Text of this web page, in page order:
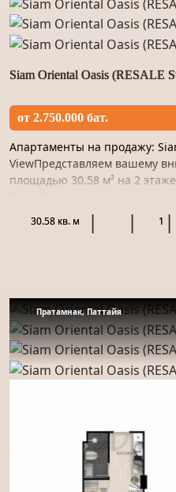
Siam Oriental Oasis (RESALE
от 2.750.000 бат.
Апартаменты на продажу:
ViewПредставляем вашему
площадью 30.58 м² на 2
30.58 кв. м 1
Пратамнак, Паттайя